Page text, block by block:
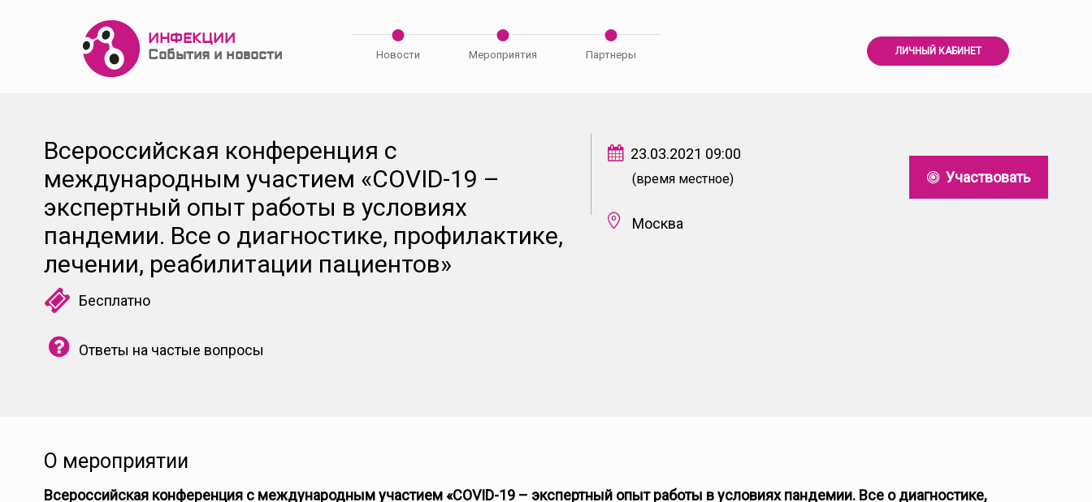
ИНФЕКЦИИ
События и новости
Новости Мероприятия Партнеры ЛИЧНЫЙ КАБИНЕТ
Всероссийская конференция с
международным участием «COVID-19 –
экспертный опыт работы в условиях
пандемии. Все о диагностике, профилактике,
лечении, реабилитации пациентов»
Бесплатно
Ответы на частые вопросы
23.03.2021 09:00
(время местное)
Москва
Участвовать
О мероприятии
Всероссийская конференция с международным участием «COVID-19 – экспертный опыт работы в условиях пандемии. Все о диагностике,